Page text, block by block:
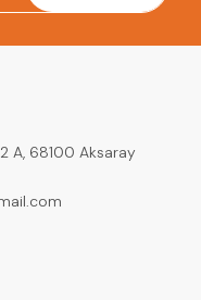
A, 68100 Aksaray